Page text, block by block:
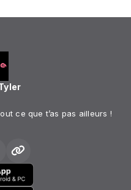
ce que t’as pas ailleurs !